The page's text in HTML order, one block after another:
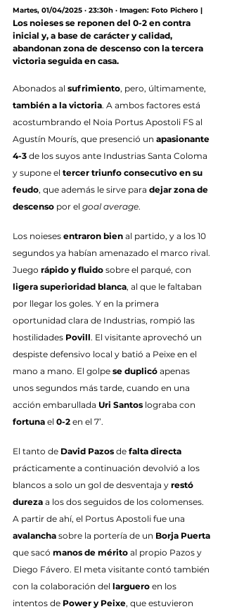
Martes, 01/04/2025 · 23:30h · Imagen: Foto Pichero |
Los noieses se reponen del 0-2 en contra
inicial y, a base de carácter y calidad,
abandonan zona de descenso con la tercera
victoria seguida en casa.
Abonados al sufrimiento, pero, últimamente,
también a la victoria. A ambos factores está
acostumbrando el Noia Portus Apostoli FS al
Agustín Mourís, que presenció un apasionante
4-3 de los suyos ante Industrias Santa Coloma
y supone el tercer triunfo consecutivo en su
feudo, que además le sirve para dejar zona de
descenso por el goal average.
Los noieses entraron bien al partido, y a los 10
segundos ya habían amenazado el marco rival.
Juego rápido y fluido sobre el parqué, con
ligera superioridad blanca, al que le faltaban
por llegar los goles. Y en la primera
oportunidad clara de Industrias, rompió las
hostilidades Povill. El visitante aprovechó un
despiste defensivo local y batió a Peixe en el
mano a mano. El golpe se duplicó apenas
unos segundos más tarde, cuando en una
acción embarullada Uri Santos lograba con
fortuna el 0-2 en el 7’.
El tanto de David Pazos de falta directa
prácticamente a continuación devolvió a los
blancos a solo un gol de desventaja y restó
dureza a los dos seguidos de los colomenses.
A partir de ahí, el Portus Apostoli fue una
avalancha sobre la portería de un Borja Puerta
que sacó manos de mérito al propio Pazos y
Diego Fávero. El meta visitante contó también
con la colaboración del larguero en los
intentos de Power y Peixe, que estuvieron